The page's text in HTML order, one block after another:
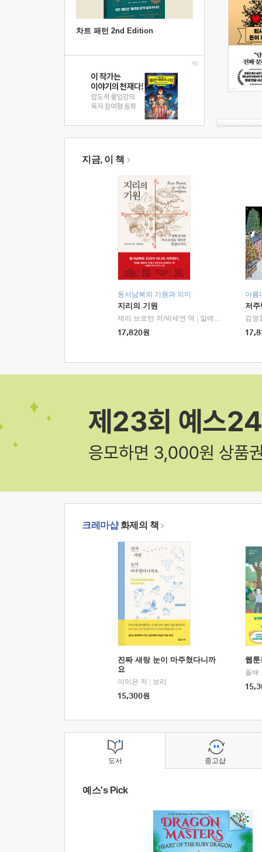
차트 패턴 2nd Edition
지금, 이 책
동서남북의 기원과 의미
지리의 기원
제리 브로턴 저/박세연 역
알에이치코리아(RHK)
17,820원
아름
저
김명
크레마샵화제의 책
진짜 새랑 눈이 마주쳤다니까
요
이이은 저
보리
15,300원
웹
돌배
도서
예스's Pick
중고샵